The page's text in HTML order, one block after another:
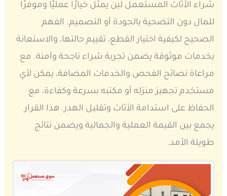
شراء الأثاث المستعمل لبن يمثل خيارًا عمليًا وموفرًا
للمال دون التضحية بالجودة أو التصميم. الفهم
الصحيح لكيفية اختيار القطع، تقييم حالتها، والاستعانة
بخدمات موثوقة يضمن تجربة شراء ناجحة وآمنة. مع
مراعاة نصائح الفحص والخدمات المضافة، يمكن لأي
مستخدم تجهيز منزله أو مكتبه بسرعة وكفاءة، مع
الحفاظ على استدامة الأثاث وتقليل الهدر. هذا القرار
يجمع بين القيمة العملية والجمالية ويضمن نتائج
طويلة الأمد.